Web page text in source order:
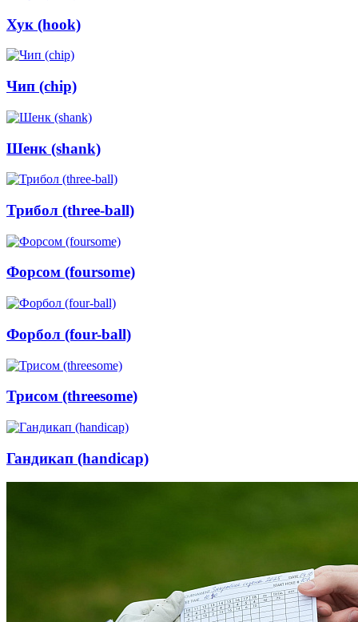
Хук (hook)
Чип (chip)
Шенк (shank)
Трибол (three-ball)
Форсом (foursome)
Форбол (four-ball)
Трисом (threesome)
Гандикап (handicap)